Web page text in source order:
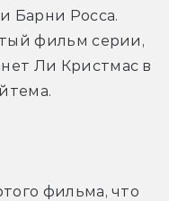
Барни Росса.
фильм серии,
Ли Кристмас в
фильма, что